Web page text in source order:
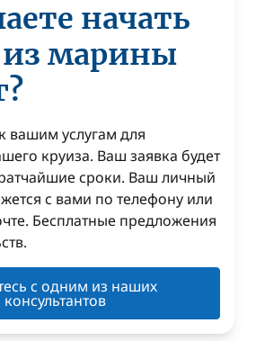
начать
из марины
вашим услугам для
круиза. Ваш заявка будет
сроки. Ваш личный
с вами по телефону или
Бесплатные предложения
с одним из наших
консультантов